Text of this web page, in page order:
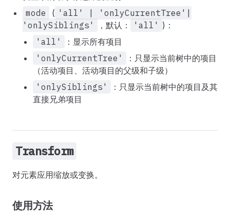
mode
( 'all' | 'onlyCurrentTree'|
'onlySiblings'
，默认： 'all' )：
'all'
：显示所有项目
'onlyCurrentTree'
：只显示当前树中的项目
（活动项目、活动项目的父级和子级）
'onlySiblings'
：只显示当前树中的项目及其
直接兄弟项目
Transform
对元素应用缩放或变换。
使用方法